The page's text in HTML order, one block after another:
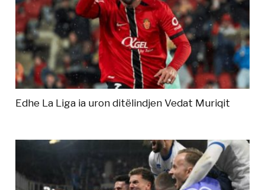
Edhe La Liga ia uron ditëlindjen Vedat Muriqit